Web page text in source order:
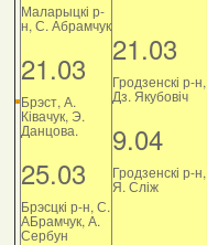
Маларыцкі р-
н, С. Абрамчук
21.03
Брэст, А.
Ківачук, Э.
Данцова.
25.03
Брэсцкі р-н, С.
АБрамчук, А.
Сербун
21.03
Гродзенскі р-н,
Дз. Якубовіч
9.04
Гродзенскі р-н,
Я. Сліж